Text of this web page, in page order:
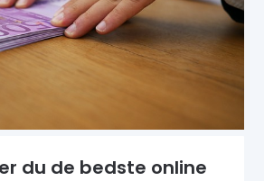
du de bedste online